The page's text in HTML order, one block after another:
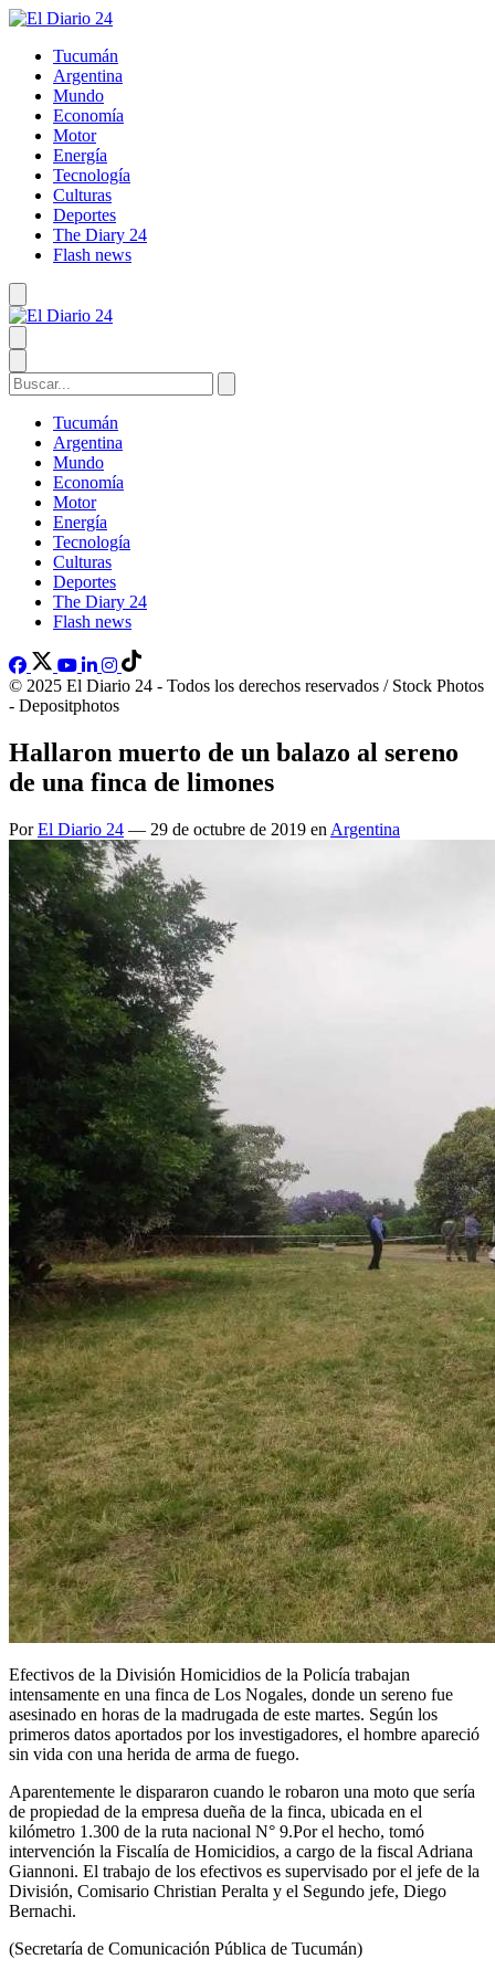
Tucumán
Argentina
Mundo
Economía
Motor
Energía
Tecnología
Culturas
Deportes
The Diary 24
Flash news
Tucumán
Argentina
Mundo
Economía
Motor
Energía
Tecnología
Culturas
Deportes
The Diary 24
Flash news
© 2025 El Diario 24 - Todos los derechos reservados / Stock Photos
- Depositphotos
Hallaron muerto de un balazo al sereno
de una finca de limones
PorEl Diario 24 — 29 de octubre de 2019 en Argentina
Efectivos de la División Homicidios de la Policía trabajan
intensamente en una finca de Los Nogales, donde un sereno fue
asesinado en horas de la madrugada de este martes. Según los
primeros datos aportados por los investigadores, el hombre apareció
sin vida con una herida de arma de fuego.
Aparentemente le dispararon cuando le robaron una moto que sería
de propiedad de la empresa dueña de la finca, ubicada en el
kilómetro 1.300 de la ruta nacional N° 9.Por el hecho, tomó
intervención la Fiscalía de Homicidios, a cargo de la fiscal Adriana
Giannoni. El trabajo de los efectivos es supervisado por el jefe de la
División, Comisario Christian Peralta y el Segundo jefe, Diego
Bernachi.
(Secretaría de Comunicación Pública de Tucumán)